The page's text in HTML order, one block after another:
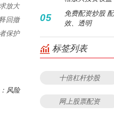
放大
回撤
保护
风险
05
免费配资炒股
效、透明
标签列表
十倍杠杆炒股
网上股票配资